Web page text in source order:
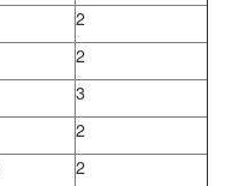
2
2
3
2
2